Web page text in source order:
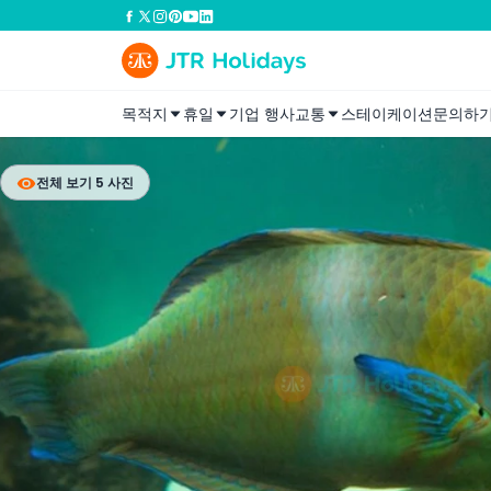
목적지 휴일 기업 행사교통 스테이케이션문의하
전체 보기 5 사진